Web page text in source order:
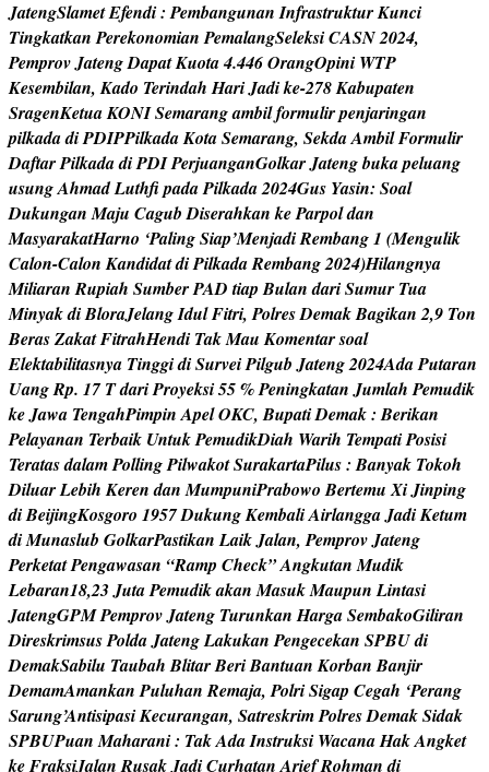
JatengSlametEfendi: Pembangunan InfrastrukturKunci
Tingkatkan Perekonomian PemalangSeleksiCASN2024,
PemprovJatengDapatKuota4.446OrangOpini WTP
Kesembilan, Kado Terindah HariJadike-278Kabupaten
SragenKetuaKONISemarangambilformulirpenjaringan
pilkadadiPDIPPilkadaKotaSemarang, SekdaAmbilFormulir
DaftarPilkadadiPDIPerjuanganGolkarJatengbukapeluang
usungAhmadLuthf padaPilkada2024Gus Yasin: Soal
Dukungan Maju Cagub Diserahkan keParpoldan
MasyarakatHarno ‘PalingSiap’MenjadiRembang1 (Mengulik
Calon-Calon KandidatdiPilkadaRembang2024)Hilangnya
Miliaran Rupiah SumberPAD tiap Bulan dariSumur Tua
MinyakdiBloraJelangIdulFitri, PolresDemakBagikan 2,9 Ton
BerasZakatFitrahHendi TakMau Komentarsoal
Elektabilitasnya TinggidiSurveiPilgub Jateng2024AdaPutaran
UangRp. 17 TdariProyeksi55%Peningkatan Jumlah Pemudik
keJawa TengahPimpin ApelOKC, BupatiDemak: Berikan
Pelayanan Terbaik UntukPemudikDiah Warih TempatiPosisi
TeratasdalamPollingPilwakotSurakartaPilus: Banyak Tokoh
DiluarLebih Keren dan MumpuniPrabowo Bertemu XiJinping
diBeijingKosgoro 1957DukungKembaliAirlanggaJadiKetum
diMunaslub GolkarPastikan LaikJalan, PemprovJateng
PerketatPengawasan “Ramp Check”Angkutan Mudik
Lebaran18,23 JutaPemudikakan MasukMaupun Lintasi
JatengGPMPemprovJateng Turunkan HargaSembakoGiliran
DireskrimsusPoldaJatengLakukan Pengecekan SPBUdi
DemakSabilu Taubah BlitarBeriBantuan Korban Banjir
DemamAmankan Puluhan Remaja, PolriSigap Cegah ‘Perang
Sarung’AntisipasiKecurangan, SatreskrimPolresDemakSidak
SPBUPuan Maharani: TakAdaInstruksi WacanaHakAngket
keFraksiJalan RusakJadiCurhatan AriefRohman di